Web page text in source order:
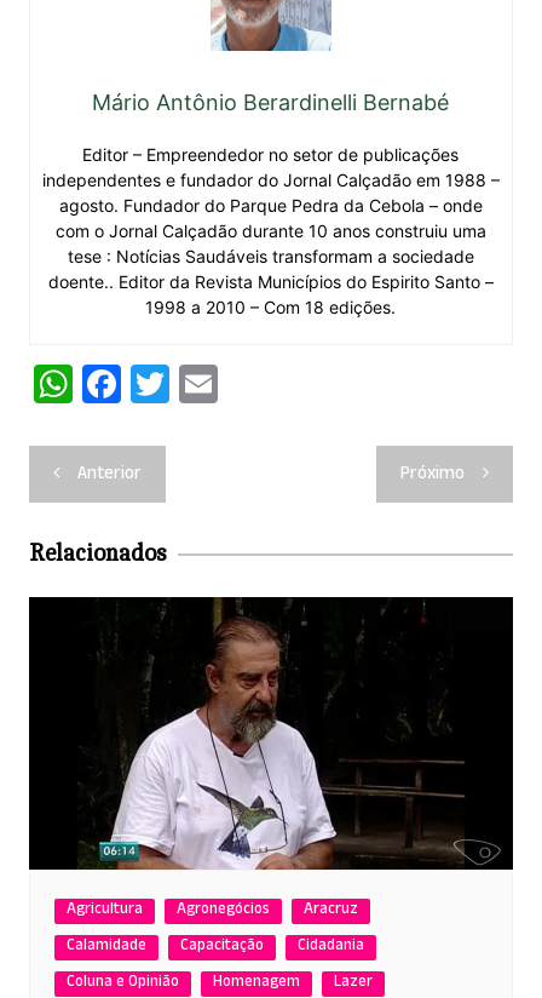
Mário Antônio Berardinelli Bernabé
Editor – Empreendedor no setor de publicações
independentes e fundador do Jornal Calçadão em 1988 –
agosto. Fundador do Parque Pedra da Cebola – onde
com o Jornal Calçadão durante 10 anos construiu uma
tese : Notícias Saudáveis transformam a sociedade
doente.. Editor da Revista Municípios do Espirito Santo –
1998 a 2010 – Com 18 edições.
W
at
s
A
p
F
c
e
b
o
T E
Navegação
de
Post
Anterior Próximo
Relacionados
Agricultura Agronegócios
Aracruz
Calamidade
Capacitação
Cidadania
Coluna e Opinião
Homenagem
Lazer